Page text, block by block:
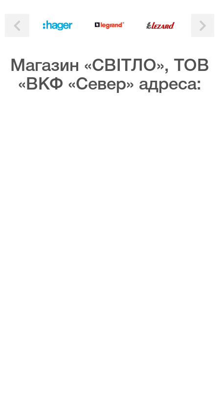
Магазин «СВІТЛО», ТОВ
«ВКФ «Север» адреса: